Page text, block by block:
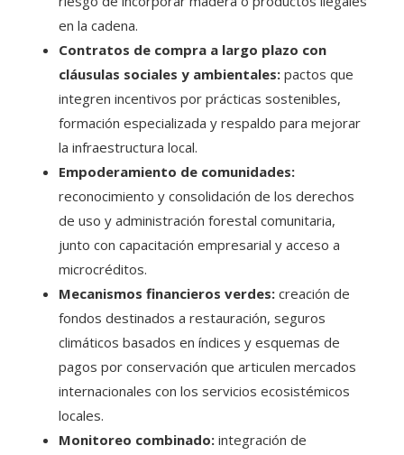
en la cadena.
Contratos de compra a largo plazo con
cláusulas sociales y ambientales: pactos que
integren incentivos por prácticas sostenibles,
formación especializada y respaldo para mejorar
la infraestructura local.
Empoderamiento de comunidades:
reconocimiento y consolidación de los derechos
de uso y administración forestal comunitaria,
junto con capacitación empresarial y acceso a
microcréditos.
Mecanismos financieros verdes: creación de
fondos destinados a restauración, seguros
climáticos basados en índices y esquemas de
pagos por conservación que articulen mercados
internacionales con los servicios ecosistémicos
locales.
Monitoreo combinado: integración de